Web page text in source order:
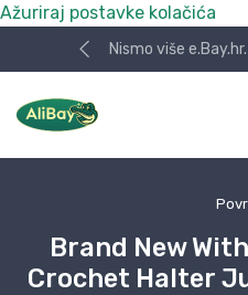
Ažuriraj postavke kolačića
Nismo više
Brand New
Crochet Halter